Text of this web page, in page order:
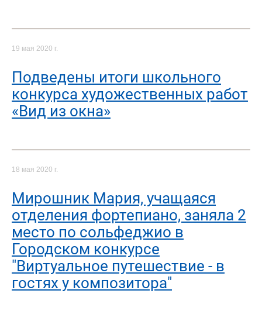
19 мая 2020 г.
Подведены итоги школьного
конкурса художественных работ
«Вид из окна»
18 мая 2020 г.
Мирошник Мария, учащаяся
отделения фортепиано, заняла 2
место по сольфеджио в
Городском конкурсе
"Виртуальное путешествие - в
гостях у композитора"